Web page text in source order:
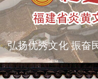
弘扬优秀文化 振奋
瑰宝 宣传中华精英
突出海西特色 报道